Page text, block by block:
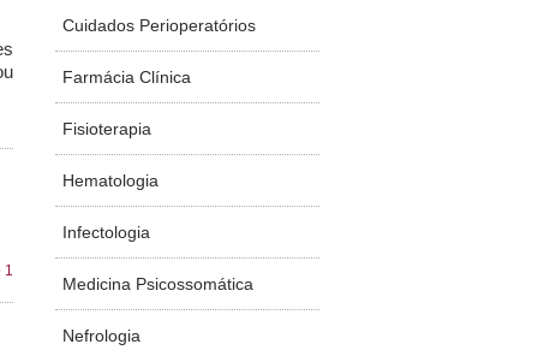
1
Cuidados Perioperatórios
Farmácia Clínica
Fisioterapia
Hematologia
Infectologia
Medicina Psicossomática
Nefrologia